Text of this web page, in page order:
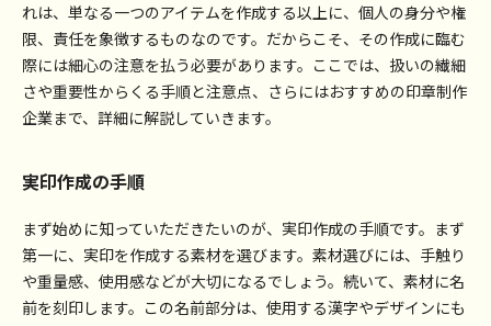
ゴム印
細
を
見
る
印刷
細
を
見
る
その他
細
を
見
る
お知らせ
コラム
店舗情報
お問い合わせ
個人情報保護方針
れは、単なる一つのアイテムを作成する以上に、個人の身分や権
限、責任を象徴するものなのです。だからこそ、その作成に臨む
際には細心の注意を払う必要があります。ここでは、扱いの繊細
さや重要性からくる手順と注意点、さらにはおすすめの印章制作
企業まで、詳細に解説していきます。
実印作成の手順
まず始めに知っていただきたいのが、実印作成の手順です。まず
第一に、実印を作成する素材を選びます。素材選びには、手触り
や重量感、使用感などが大切になるでしょう。続いて、素材に名
前を刻印します。この名前部分は、使用する漢字やデザインにも